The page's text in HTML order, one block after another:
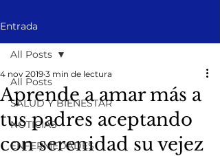
Entrada
All Posts
SALUD Y BIENESTAR
NOTICIAS
ENFERMEDADES
All Posts
Aprende a amar más a
tus padres aceptando
con serenidad su vejez
4 nov 2019 3 min de lectura